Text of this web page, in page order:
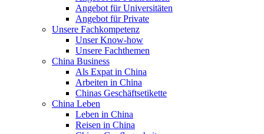
Angebot für Universitäten
Angebot für Private
Unsere Fachkompetenz
Unser Know-how
Unsere Fachthemen
China Business
Als Expat in China
Arbeiten in China
Chinas Geschäftsetikette
China Leben
Leben in China
Reisen in China